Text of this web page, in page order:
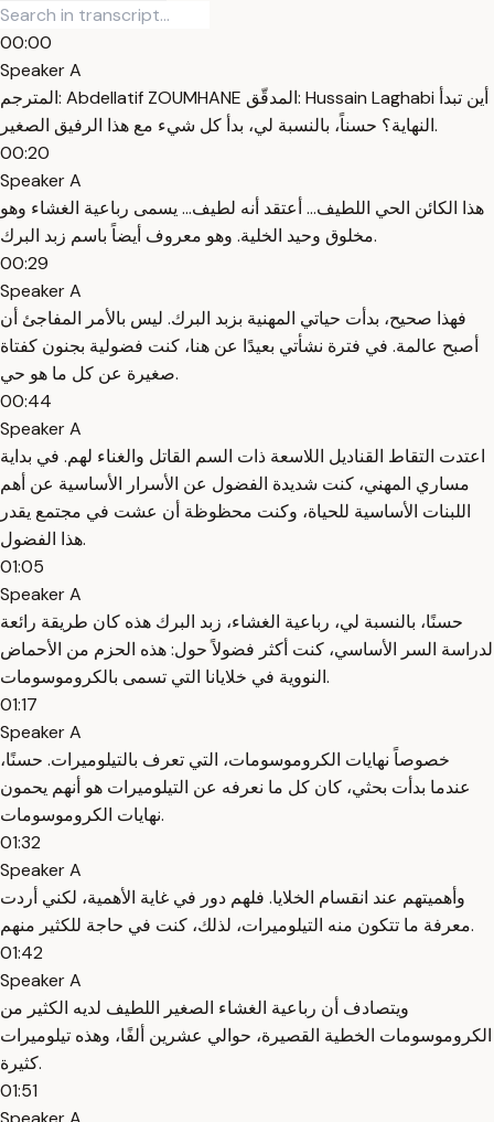
00:00
Speaker A
المترجم: Abdellatif ZOUMHANE المدقّق: Hussain Laghabi أين تبدأ
النهاية؟ حسناً، بالنسبة لي، بدأ كل شيء مع هذا الرفيق الصغير.
00:20
Speaker A
هذا الكائن الحي اللطيف... أعتقد أنه لطيف... يسمى رباعية الغشاء وهو
مخلوق وحيد الخلية. وهو معروف أيضاً باسم زبد البرك.
00:29
Speaker A
فهذا صحيح، بدأت حياتي المهنية بزبد البرك. ليس بالأمر المفاجئ أن
أصبح عالمة. في فترة نشأتي بعيدًا عن هنا، كنت فضولية بجنون كفتاة
صغيرة عن كل ما هو حي.
00:44
Speaker A
اعتدت التقاط القناديل اللاسعة ذات السم القاتل والغناء لهم. في بداية
مساري المهني، كنت شديدة الفضول عن الأسرار الأساسية عن أهم
اللبنات الأساسية للحياة، وكنت محظوظة أن عشت في مجتمع يقدر
هذا الفضول.
01:05
Speaker A
حسنًا، بالنسبة لي، رباعية الغشاء، زبد البرك هذه كان طريقة رائعة
لدراسة السر الأساسي، كنت أكثر فضولاً حول: هذه الحزم من الأحماض
النووية في خلايانا التي تسمى بالكروموسومات.
01:17
Speaker A
خصوصاً نهايات الكروموسومات، التي تعرف بالتيلوميرات. حسنًا،
عندما بدأت بحثي، كان كل ما نعرفه عن التيلوميرات هو أنهم يحمون
نهايات الكروموسومات.
01:32
Speaker A
وأهميتهم عند انقسام الخلايا. فلهم دور في غاية الأهمية، لكني أردت
معرفة ما تتكون منه التيلوميرات، لذلك، كنت في حاجة للكثير منهم.
01:42
Speaker A
ويتصادف أن رباعية الغشاء الصغير اللطيف لديه الكثير من
الكروموسومات الخطية القصيرة، حوالي عشرين ألفًا، وهذه تيلوميرات
كثيرة.
01:51